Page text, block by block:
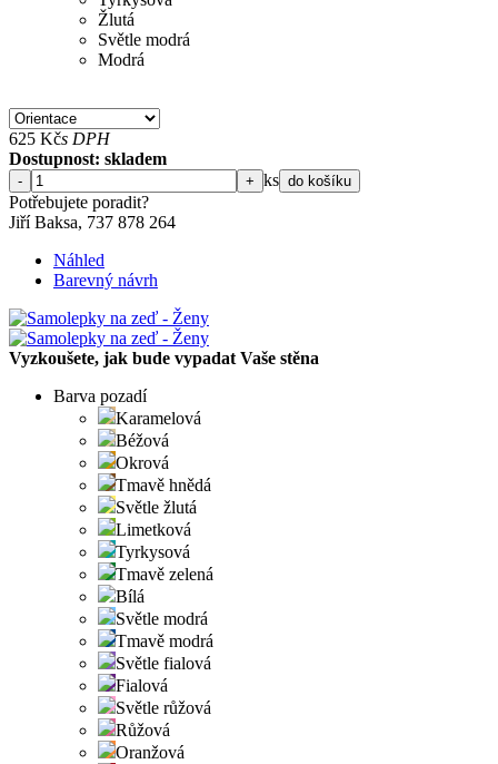
Žlutá
Světle modrá
Modrá
625 Kčs DPH
Dostupnost: skladem
- + ks do košíku
Potřebujete poradit?
Jiří Baksa, 737 878 264
Náhled
Barevný návrh
Vyzkoušete, jak bude vypadat Vaše stěna
Barva pozadí
Karamelová
Béžová
Okrová
Tmavě hnědá
Světle žlutá
Limetková
Tyrkysová
Tmavě zelená
Bílá
Světle modrá
Tmavě modrá
Světle fialová
Fialová
Světle růžová
Růžová
Oranžová